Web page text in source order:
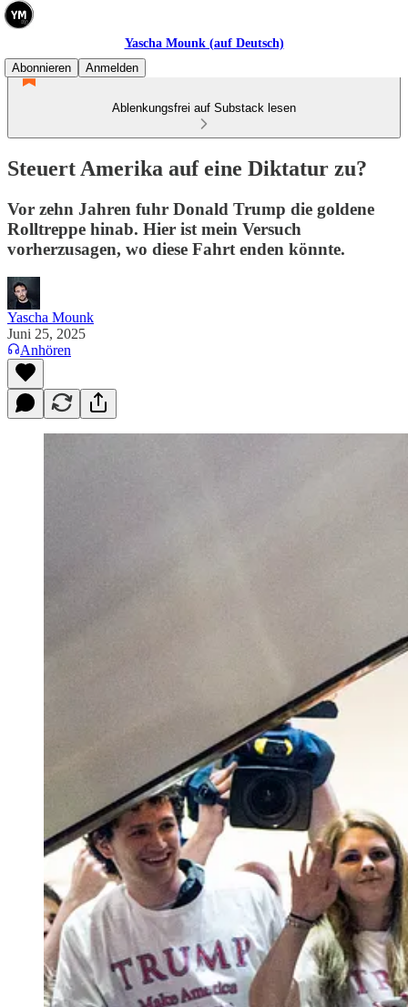
Yascha Mounk (auf Deutsch)
Abonnieren
Anmelden
Ablenkungsfrei auf Substack lesen
Steuert Amerika auf eine Diktatur zu?
Vor zehn Jahren fuhr Donald Trump die goldene
Rolltreppe hinab. Hier ist mein Versuch
vorherzusagen, wo diese Fahrt enden könnte.
Yascha Mounk
Juni 25, 2025
Anhören